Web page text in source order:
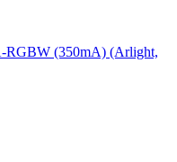
(350mA) (Arlight,